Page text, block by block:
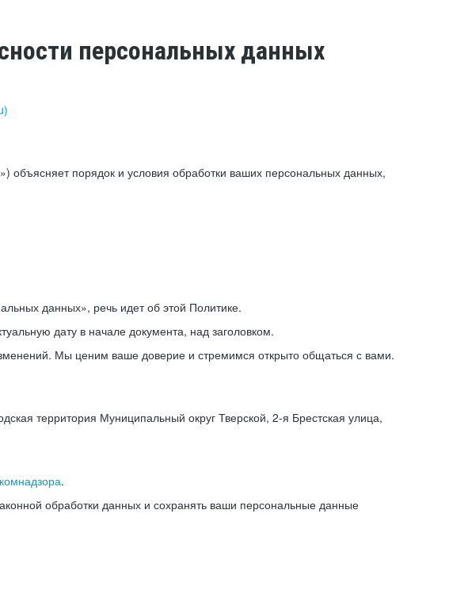
персональных данных
объясняет порядок и условия обработки ваших персональных данных,
данных», речь идет об этой Политике.
дату в начале документа, над заголовком.
Мы ценим ваше доверие и стремимся открыто общаться с вами.
территория Муниципальный округ Тверской, 2-я Брестская улица,
.
обработки данных и сохранять ваши персональные данные